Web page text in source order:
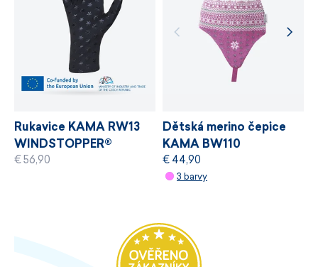
Rukavice KAMA RW13
WINDSTOPPER®
STRETCH
€ 56,90
Dětská merino čepice
KAMA BW110
€ 44,90
3 barvy